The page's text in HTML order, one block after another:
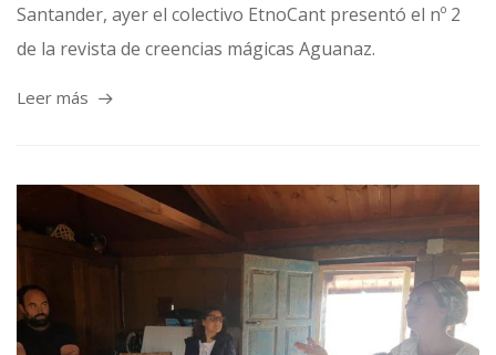
Santander, ayer el colectivo EtnoCant presentó el nº 2
de la revista de creencias mágicas Aguanaz.
Leer más